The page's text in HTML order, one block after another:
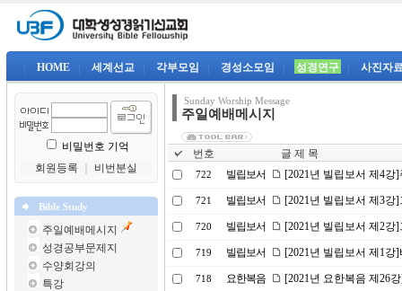
HOME 세계선교 각부모임 경성소모임 성경연구 사진자
비밀번호 기억
회원등록
비번분실
Bible Study
주일예배메시지
성경공부문제지
수양회강의
특강
Sunday Worship Message
주일예배메시지
번호 글 제 목
722 빌립보서 [2021년 빌립보서 제4강
721 빌립보서 [2021년 빌립보서 제3강
720 빌립보서 [2021년 빌립보서 제2
719 빌립보서 [2021년 빌립보서 제1
718 요한복음 [2021년 요한복음 제26